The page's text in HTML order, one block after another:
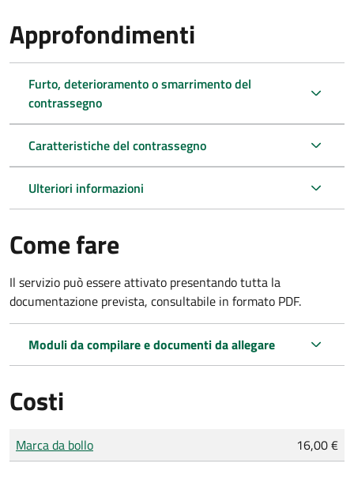
Approfondimenti
Furto, deterioramento o smarrimento del
contrassegno
Caratteristiche del contrassegno
Ulteriori informazioni
Come fare
Il servizio può essere attivato presentando tutta la
documentazione prevista, consultabile in formato PDF.
Moduli da compilare e documenti da allegare
Costi
Tipo di pagamento
Importo
Marca da bollo 16,00 €